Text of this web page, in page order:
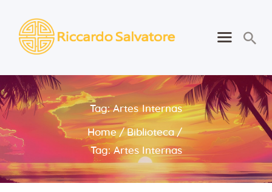
Tag: Artes Internas
Home
Biblioteca
Tag: Artes Internas
Português
Home
Sobre
Aprender
Para Si